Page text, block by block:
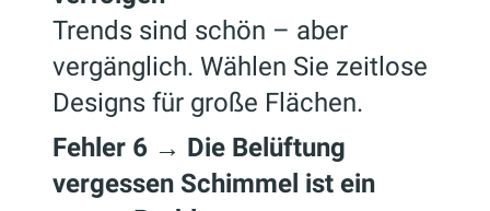
Trends sind schön – aber
vergänglich. Wählen Sie zeitlose
Designs für große Flächen.
Fehler 6 → Die Belüftung
vergessen Schimmel ist ein